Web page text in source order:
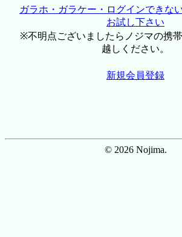
ガラホ・ガラケー・ログインできな
お試し下さい
※不明点ございましたらノジマの携
越しください。
新規会員登録
© 2026 Nojima.